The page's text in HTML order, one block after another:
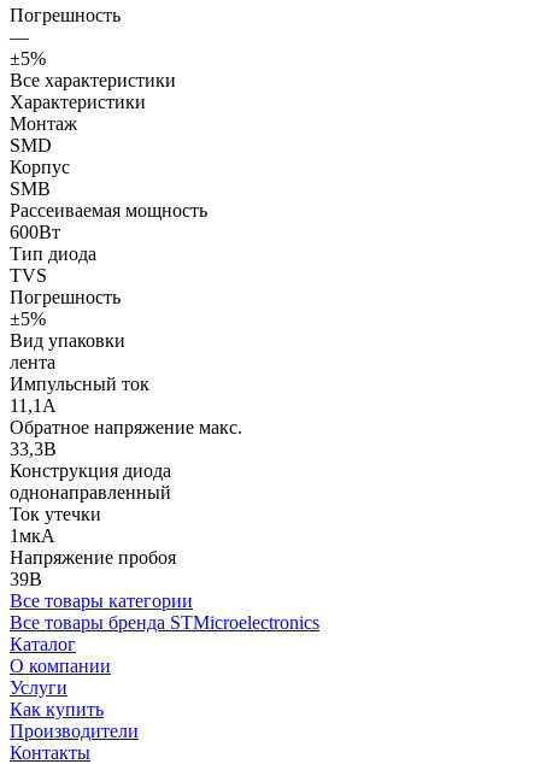
Погрешность
—
±5%
Все характеристики
Характеристики
Монтаж
SMD
Корпус
SMB
Рассеиваемая мощность
600Вт
Тип диода
TVS
Погрешность
±5%
Вид упаковки
лента
Импульсный ток
11,1А
Обратное напряжение макс.
33,3В
Конструкция диода
однонаправленный
Ток утечки
1мкА
Напряжение пробоя
39В
Все товары категории
Все товары бренда STMicroelectronics
Каталог
О компании
Услуги
Как купить
Производители
Контакты